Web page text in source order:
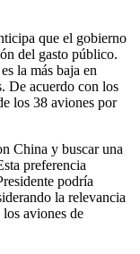
que el gobierno
del gasto público.
la más baja en
De acuerdo con los
los 38 aviones por
China y buscar una
preferencia
podría
la relevancia
aviones de